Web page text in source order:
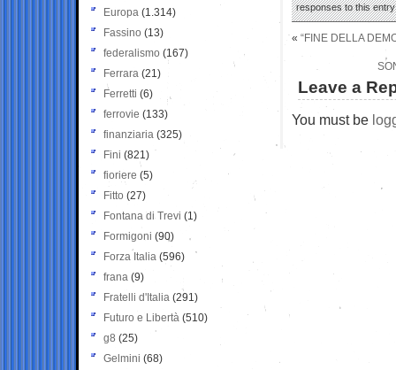
responses to this
« “FINE DELLA
Leave a
You must be
Europa (1.314)
Fassino (13)
federalismo (167)
Ferrara (21)
Ferretti (6)
ferrovie (133)
finanziaria (325)
Fini (821)
fioriere (5)
Fitto (27)
Fontana di Trevi (1)
Formigoni (90)
Forza Italia (596)
frana (9)
Fratelli d'Italia (291)
Futuro e Libertà (510)
g8 (25)
Gelmini (68)